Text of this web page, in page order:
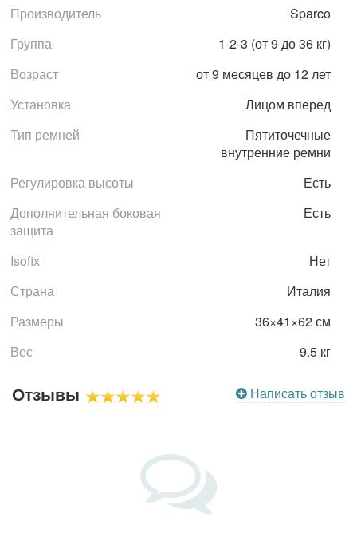
Производитель
Sparco
Группа
1-2-3 (от 9 до 36 кг)
Возраст
от 9 месяцев до 12 лет
Установка
Лицом вперед
Тип ремней
Пятиточечные
внутренние ремни
Регулировка высоты
Есть
Дополнительная боковая
защита
Есть
Isofix
Нет
Страна
Италия
Размеры
36×41×62 см
Вес
9.5 кг
Написать отзыв
Отзывы